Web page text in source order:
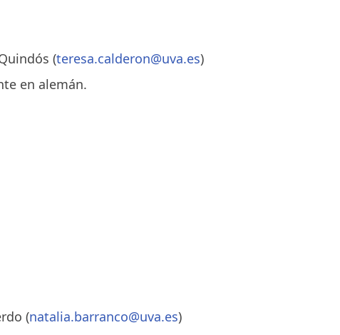
(teresa.calderon@uva.es)
en alemán.
(natalia.barranco@uva.es)